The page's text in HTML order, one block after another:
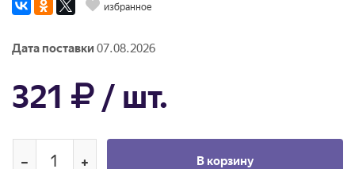
избранное
Дата поставки 07.08.2026
321 / шт.
В корзину